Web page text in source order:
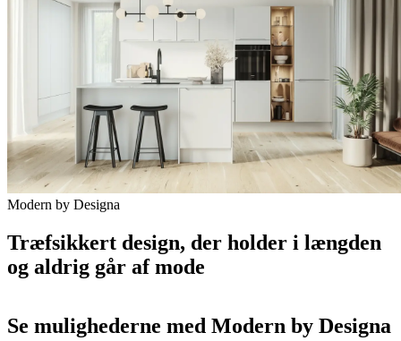
Modern by Designa
Træfsikkert design, der holder i længden
og aldrig går af mode
Se mulighederne med Modern by Designa